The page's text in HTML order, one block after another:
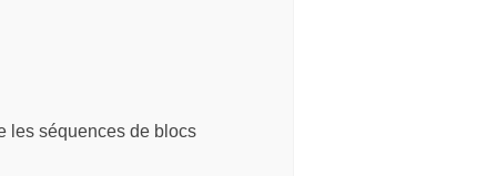
les séquences de blocs